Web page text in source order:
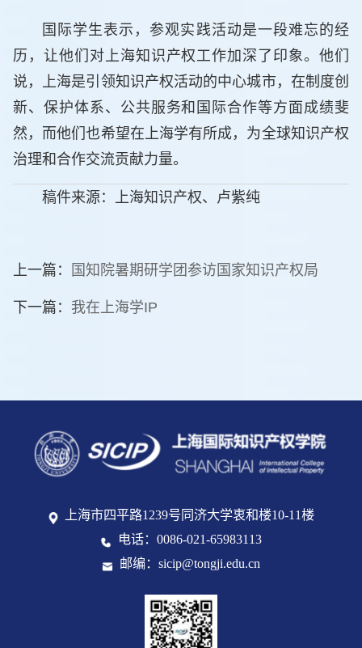
国际学生表示，参观实践活动是一段难忘的经
历，让他们对上海知识产权工作加深了印象。他们
说，上海是引领知识产权活动的中心城市，在制度创
新、保护体系、公共服务和国际合作等方面成绩斐
然，而他们也希望在上海学有所成，为全球知识产权
治理和合作交流贡献力量。
稿件来源：上海知识产权、卢紫纯
上一篇： 国知院暑期研学团参访国家知识产权局
下一篇： 我在上海学IP
上海市四平路1239号同济大学衷和楼10-11楼
电话：0086-021-65983113
邮编：sicip@tongji.edu.cn